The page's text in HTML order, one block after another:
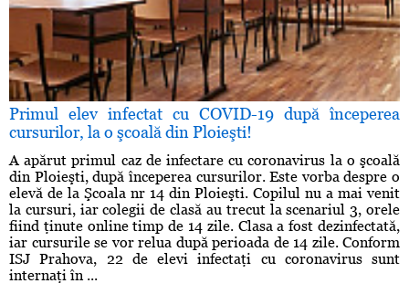
Primul elev infectat cu COVID-19 după începerea
cursurilor, la o şcoală din Ploieşti!
A apărut primul caz de infectare cu coronavirus la o şcoală
din Ploieşti, după începerea cursurilor. Este vorba despre o
elevă de la Şcoala nr 14 din Ploieşti. Copilul nu a mai venit
la cursuri, iar colegii de clasă au trecut la scenariul 3, orele
fiind ţinute online timp de 14 zile. Clasa a fost dezinfectată,
iar cursurile se vor relua după perioada de 14 zile. Conform
ISJ Prahova, 22 de elevi infectaţi cu coronavirus sunt
internaţi în ...